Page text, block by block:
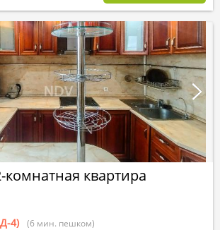
комнатная квартира
4) (6 мин. пешком)